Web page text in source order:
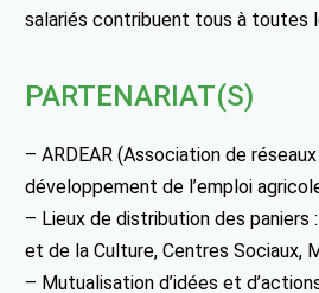
salariés contribuent tous à toutes
PARTENARIAT(S)
– ARDEAR (Association de
développement de l’emploi
– Lieux de distribution des paniers
et de la Culture, Centres Sociaux,
– Mutualisation d’idées et